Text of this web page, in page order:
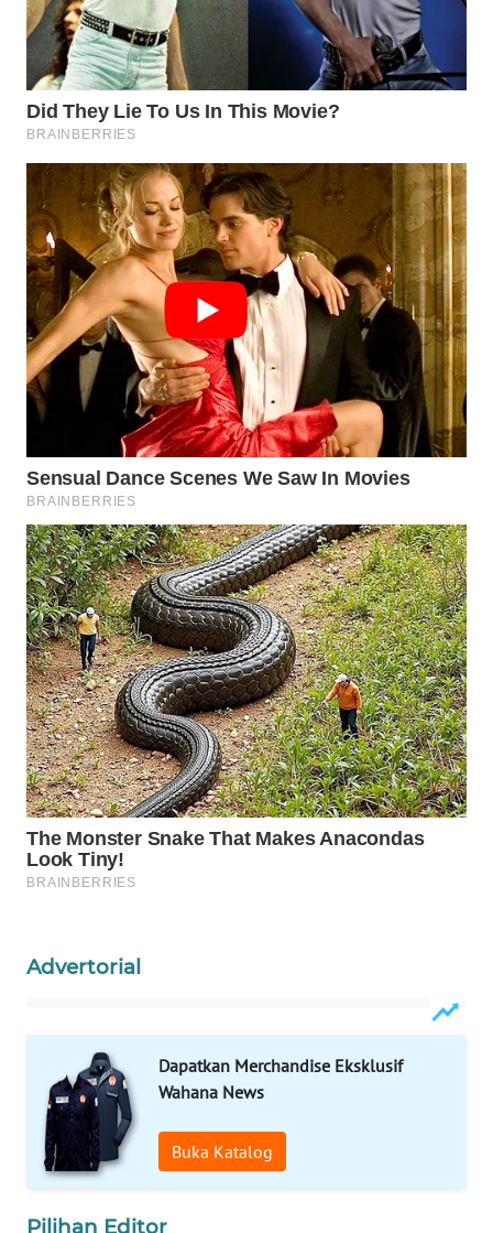
Advertorial
Dapatkan Merchandise Eksklusif
Wahana News
Buka Katalog
Pilihan Editor
KONSUMEN
LISTRIK
MASYARAKAT
KELISTRIKAN
WALINKI
ID
MAWAKA
ID
MARTABAT
NET
WATCH
MKLI
LPKKI
LKKI
KOPEKLIN
PORTAL
KONSUMEN
FORWAMKI
FORJASIDA
TAMBANG
NEWS
SITUNGIR
NEWS
NEWS